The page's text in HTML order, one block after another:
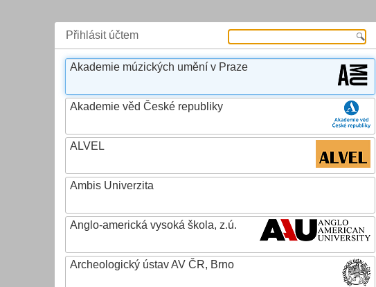
Přihlásit účtem
Akademie múzických umění v Praze
Akademie věd České republiky
ALVEL
Ambis Univerzita
Anglo-americká vysoká škola, z.ú.
Archeologický ústav AV ČR, Brno